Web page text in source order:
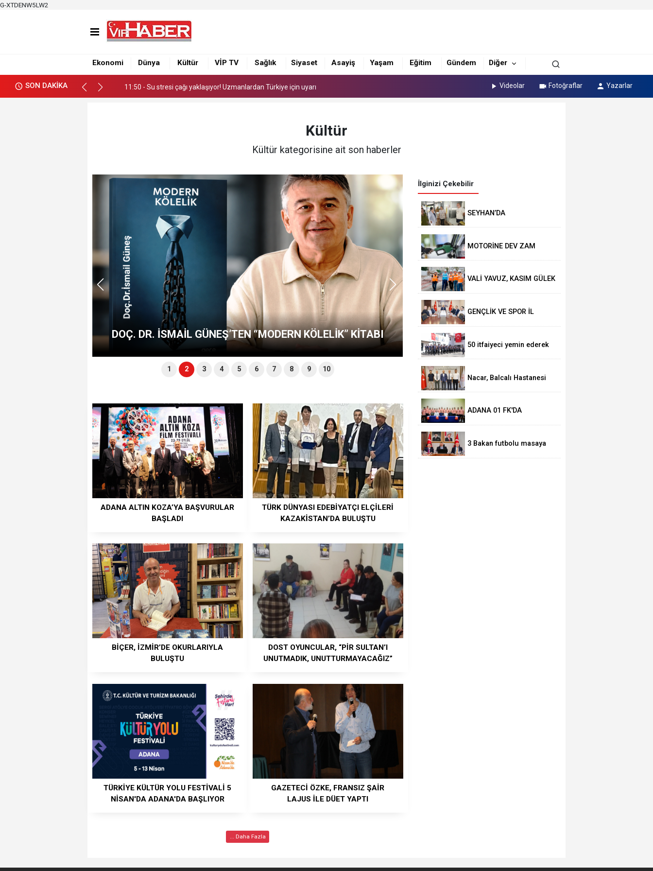
G-XTDENW5LW2
Ekonomi Dünya Kültür VİP TV Sağlık Siyaset Asayiş Yaşam Eğitim Gündem Diğer
SON DAKİKA
11:50 - Su stresi çağı yaklaşıyor! Uzmanlardan Türkiye için uyarı
12:34 - Nacar, Balcalı Hastanesi yönetimi ile görüştü
11:50 - Su stresi çağı yaklaşıyor! Uzmanlardan Türkiye için uyarı Videolar Fotoğraflar Yazarlar
Kültür
Kültür kategorisine ait son haberler
DOÇ. DR. İSMAİL GÜNEŞ’TEN “MODERN KÖLELİK” KİTABI
Son Baskı’dan “Çukurova: Kent-Kültür-
1 2 3 4 5 6 7 8 9 10
ADANA ALTIN KOZA’YA BAŞVURULAR
BAŞLADI
TÜRK DÜNYASI EDEBİYATÇI ELÇİLERİ
KAZAKİSTAN’DA BULUŞTU
BİÇER, İZMİR’DE OKURLARIYLA
BULUŞTU
DOST OYUNCULAR, “PİR SULTAN’I
UNUTMADIK, UNUTTURMAYACAĞIZ”
TÜRKİYE KÜLTÜR YOLU FESTİVALİ 5
NİSAN'DA ADANA'DA BAŞLIYOR
GAZETECİ ÖZKE, FRANSIZ ŞAİR
LAJUS İLE DÜET YAPTI
... Daha Fazla
İlginizi Çekebilir
SEYHAN’DA
MOTORİNE DEV ZAM
VALİ YAVUZ, KASIM GÜLEK
ÇALIŞMALARI İNCELEDİ
GENÇLİK VE SPOR İL
YATIRIMLARI VALİ
BAŞKANLIĞINDA
50 itfaiyeci yemin ederek
Nacar, Balcalı Hastanesi
ADANA 01 FK'DA
EDİYOR
3 Bakan futbolu masaya